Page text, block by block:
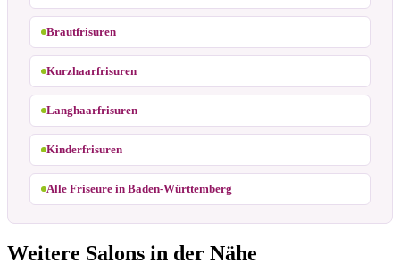
Brautfrisuren
Kurzhaarfrisuren
Langhaarfrisuren
Kinderfrisuren
Alle Friseure in Baden-Württemberg
Weitere Salons in der Nähe